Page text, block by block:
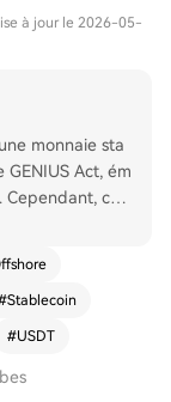
à jour le 2026-05-
monnaie sta
Act, ém
cett
de dollar
cadre réglem
l'USD
Stablecoin
#USDT